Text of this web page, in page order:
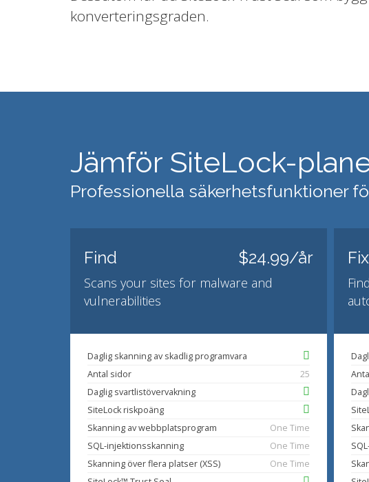
konverteringsgraden.
Jämför SiteLock-
Professionella säkerhetsfunktioner
Find $24.99/år
Scans your sites for malware and
vulnerabilities
Daglig skanning av skadlig programvara
Antal sidor
25
Daglig svartlistövervakning
SiteLock riskpoäng
Skanning av webbplatsprogram
One Time
SQL-injektionsskanning
One Time
Skanning över flera platser (XSS)
One Time
Fix